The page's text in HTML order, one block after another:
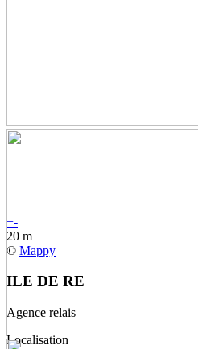
+-
20 m
© Mappy
ILE DE RE
Agence relais
Localisation